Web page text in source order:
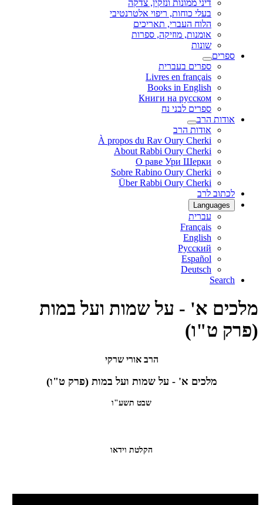
דיני ממונות ונזקין, צדקה
בעלי כוחות, ריפוי אלטרנטיבי
הלוח העברי, תאריכים
אומנות, מוזיקה, ספרות
שונות
ספרים
ספרים בעברית
Livres en français
Books in English
Книги на русском
ספרים לבני נח
אודות הרב
אודות הרב
À propos du Rav Oury Cherki
About Rabbi Oury Cherki
О раве Ури Шерки
Sobre Rabino Oury Cherki
Über Rabbi Oury Cherki
לכתוב לרב
Languages
עברית
Français
English
Русский
Español
Deutsch
Search
מלכים א' - על שמות ועל במות
(פרק ט"ו)
הרב אורי שרקי
מלכים א' - על שמות ועל במות (פרק ט"ו)
שבט תשע"ו
הקלטת וידאו